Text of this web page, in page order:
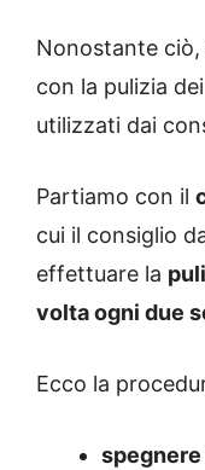
Nonostante
con la pulizia
utilizzati dai
Partiamo con il
cui il consiglio
effettuare la
volta ogni due
Ecco la
spegnere